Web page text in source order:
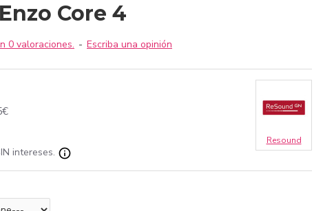
Core 4
0 valoraciones. - Escriba una opinión
intereses.
Resound